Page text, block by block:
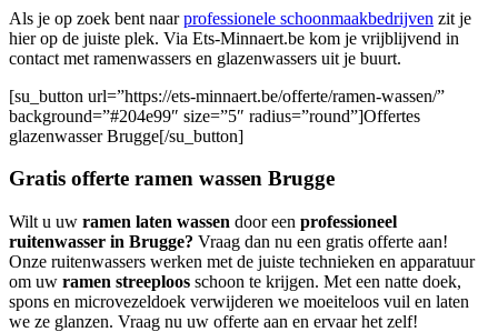
Als je op zoek bent naarprofessionele schoonmaakbedrijven zit je
hier op de juiste plek. Via Ets-Minnaert.be kom je vrijblijvend in
contact met ramenwassers en glazenwassers uit je buurt.
[su_button url=”https://ets-minnaert.be/offerte/ramen-wassen/”
background=”#204e99″ size=”5″ radius=”round”]Offertes
glazenwasser Brugge[/su_button]
Gratis offerte ramen wassen Brugge
Wilt u uw ramen laten wassen door een professioneel
ruitenwasser in Brugge? Vraag dan nu een gratis offerte aan!
Onze ruitenwassers werken met de juiste technieken en apparatuur
om uw ramen streeploos schoon te krijgen. Met een natte doek,
spons en microvezeldoek verwijderen we moeiteloos vuil en laten
we ze glanzen. Vraag nu uw offerte aan en ervaar het zelf!